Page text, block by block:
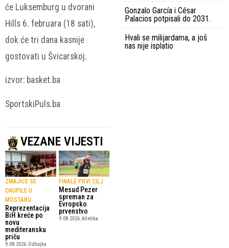
će Luksemburg u dvorani
Hills 6. februara (18 sati),
dok će tri dana kasnije
gostovati u Švicarskoj.
izvor: basket.ba
SportskiPuls.ba
VEZANE VIJESTI
ZMAJICE SE
OKUPILE U
MOSTARU
Reprezentacija
BiH kreće po
novu
mediteransku
priču
9.08.2026. Odbojka
FINALE PRVI CILJ
Mesud Pezer
spreman za
Evropsko
prvenstvo
9.08.2026.Atletika
Gonzalo García i César
Palacios potpisali do 2031.
Hvali se milijardama, a još
nas nije isplatio